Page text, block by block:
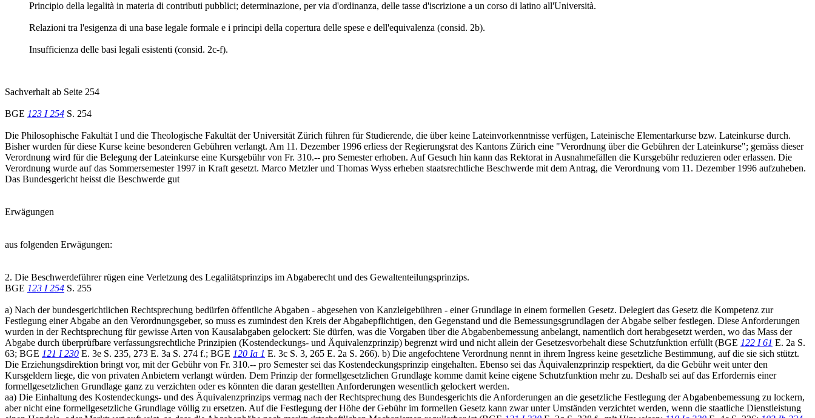
Principio della legalità in materia di contributi pubblici; determinazione, per via d'ordinanza, delle tasse d'iscrizione a un corso di latino all'Università.
Relazioni tra l'esigenza di una base legale formale e i principi della copertura delle spese e dell'equivalenza (consid. 2b).
Insufficienza delle basi legali esistenti (consid. 2c-f).
Sachverhalt ab Seite 254
BGE 123 I 254 S. 254
Die Philosophische Fakultät I und die Theologische Fakultät der Universität Zürich führen für Studierende, die über keine Lateinvorkenntnisse verfügen, Lateinische Elementarkurse bzw. Lateinkurse durch.
Bisher wurden für diese Kurse keine besonderen Gebühren verlangt. Am 11. Dezember 1996 erliess der Regierungsrat des Kantons Zürich eine "Verordnung über die Gebühren der Lateinkurse"; gemäss dieser
Verordnung wird für die Belegung der Lateinkurse eine Kursgebühr von Fr. 310.-- pro Semester erhoben. Auf Gesuch hin kann das Rektorat in Ausnahmefällen die Kursgebühr reduzieren oder erlassen. Die
Verordnung wurde auf das Sommersemester 1997 in Kraft gesetzt. Marco Metzler und Thomas Wyss erheben staatsrechtliche Beschwerde mit dem Antrag, die Verordnung vom 11. Dezember 1996 aufzuheben.
Das Bundesgericht heisst die Beschwerde gut
Erwägungen
aus folgenden Erwägungen:
2. Die Beschwerdeführer rügen eine Verletzung des Legalitätsprinzips im Abgaberecht und des Gewaltenteilungsprinzips.
BGE 123 I 254 S. 255
a) Nach der bundesgerichtlichen Rechtsprechung bedürfen öffentliche Abgaben - abgesehen von Kanzleigebühren - einer Grundlage in einem formellen Gesetz. Delegiert das Gesetz die Kompetenz zur
Festlegung einer Abgabe an den Verordnungsgeber, so muss es zumindest den Kreis der Abgabepflichtigen, den Gegenstand und die Bemessungsgrundlagen der Abgabe selber festlegen. Diese Anforderungen
wurden in der Rechtsprechung für gewisse Arten von Kausalabgaben gelockert: Sie dürfen, was die Vorgaben über die Abgabenbemessung anbelangt, namentlich dort herabgesetzt werden, wo das Mass der
Abgabe durch überprüfbare verfassungsrechtliche Prinzipien (Kostendeckungs- und Äquivalenzprinzip) begrenzt wird und nicht allein der Gesetzesvorbehalt diese Schutzfunktion erfüllt (BGE 122 I 61 E. 2a S.
63; BGE 121 I 230 E. 3e S. 235, 273 E. 3a S. 274 f.; BGE 120 Ia 1 E. 3c S. 3, 265 E. 2a S. 266). b) Die angefochtene Verordnung nennt in ihrem Ingress keine gesetzliche Bestimmung, auf die sie sich stützt.
Die Erziehungsdirektion bringt vor, mit der Gebühr von Fr. 310.-- pro Semester sei das Kostendeckungsprinzip eingehalten. Ebenso sei das Äquivalenzprinzip respektiert, da die Gebühr weit unter den
Kursgeldern liege, die von privaten Anbietern verlangt würden. Dem Prinzip der formellgesetzlichen Grundlage komme damit keine eigene Schutzfunktion mehr zu. Deshalb sei auf das Erfordernis einer
formellgesetzlichen Grundlage ganz zu verzichten oder es könnten die daran gestellten Anforderungen wesentlich gelockert werden.
aa) Die Einhaltung des Kostendeckungs- und des Äquivalenzprinzips vermag nach der Rechtsprechung des Bundesgerichts die Anforderungen an die gesetzliche Festlegung der Abgabenbemessung zu lockern,
aber nicht eine formellgesetzliche Grundlage völlig zu ersetzen. Auf die Festlegung der Höhe der Gebühr im formellen Gesetz kann zwar unter Umständen verzichtet werden, wenn die staatliche Dienstleistung